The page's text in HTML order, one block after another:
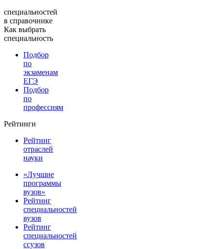
специальностей
в справочнике
Как выбрать
специальность
Подбор
по
экзаменам
ЕГЭ
Подбор
по
профессиям
Рейтинги
Рейтинг
отраслей
науки
«Лучшие
программы
вузов»
Рейтинг
специальностей
вузов
Рейтинг
специальностей
ссузов